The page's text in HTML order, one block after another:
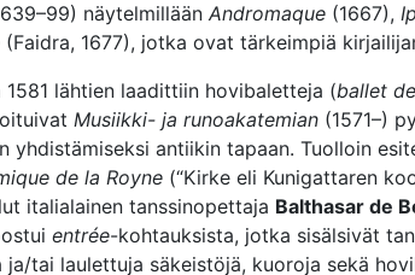
näytelmillään Andromaque (1667),
(Faidra, 1677), jotka ovat tärkeimpiä
1581 lähtien laadittiin hovibaletteja (ballet
Musiikki- ja runoakatemian (1571–)
yhdistämiseksi antiikin tapaan. Tuolloin
de la Royne (“Kirke eli Kunigattaren
italialainen tanssinopettaja Balthasar de
entrée-kohtauksista, jotka sisälsivät
ja/tai laulettuja säkeistöjä, kuoroja sekä